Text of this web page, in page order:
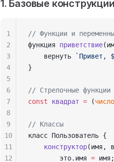
1. Базовые конструкции
// Функции и
функция приветствие
    вернуть
`Привет,
}
// Стрелочные функции
const квадрат = (число
// Классы
класс Пользователь {
    конструктор
(имя,
        это.имя
= имя;
1
2
3
4
5
6
7
8
9
10
11
12